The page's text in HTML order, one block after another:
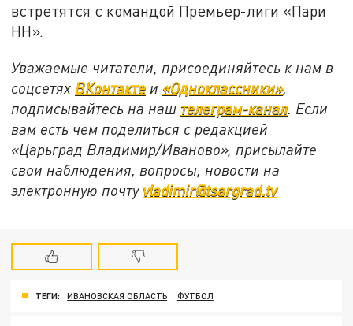
встретятся с командой Премьер-лиги «Пари
НН».
Уважаемые читатели, присоединяйтесь к нам в
соцсетях ВКонтакте и«Одноклассники»,
подписывайтесь на наш телеграм-канал. Если
вам есть чем поделиться с редакцией
«Царьград Владимир/Иваново», присылайте
свои наблюдения, вопросы, новости на
электронную почту vladimir@tsargrad.tv
ТЕГИ: ИВАНОВСКАЯ ОБЛАСТЬ ФУТБОЛ